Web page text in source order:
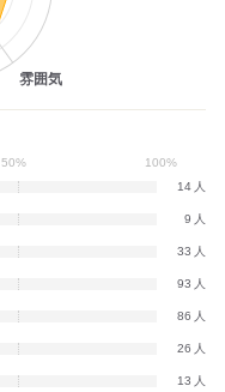
雰囲気
50% 100%
14
9
33
93
86
26
13